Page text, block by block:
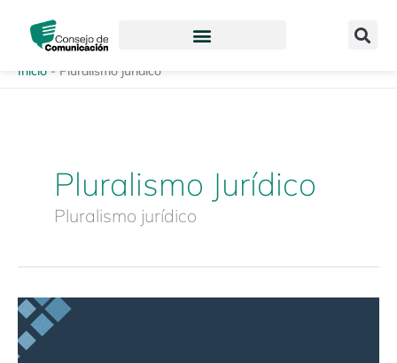
contenido
Inicio - Pluralismo jurídico
Pluralismo Jurídico
Pluralismo jurídico
La
Justicia
indígena